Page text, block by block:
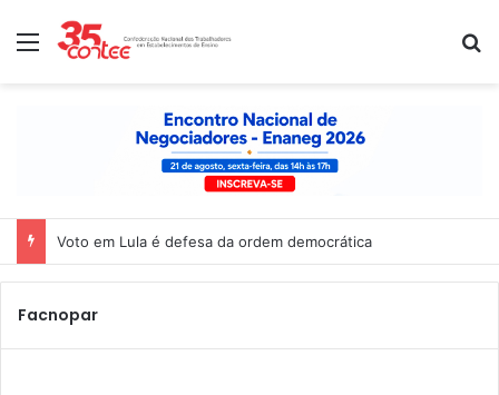
Menu
Voto em Lula é defesa da ordem democrática
Facnopar